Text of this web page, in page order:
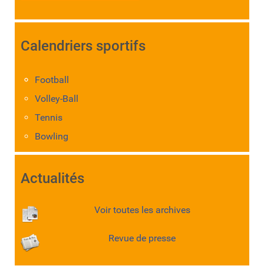
Calendriers sportifs
Football
Volley-Ball
Tennis
Bowling
Actualités
Voir toutes les archives
Revue de presse